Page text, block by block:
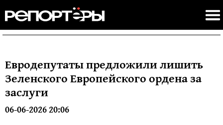
Евродепутаты предложили лишить
Зеленского Европейского ордена за
заслуги
06-06-2026 20:06